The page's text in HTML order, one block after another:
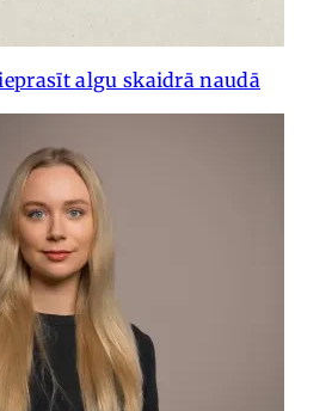
algu skaidrā naudā